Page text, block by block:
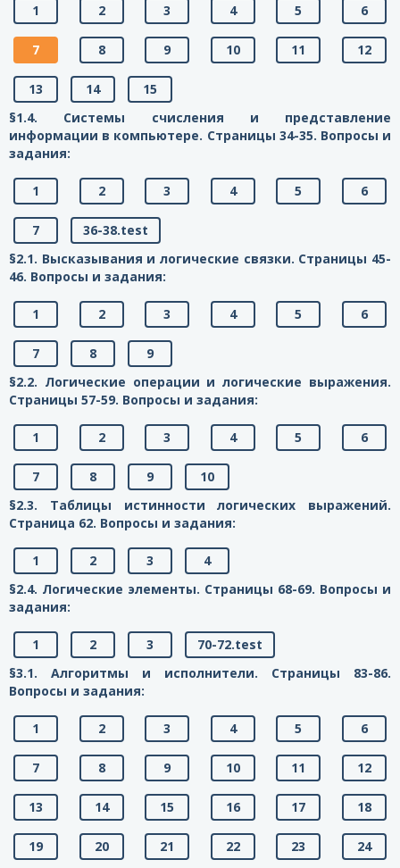
1 2 3 4 5 6
7 8 9 10 11 12
13 14
15
§1.4. Системы счисления и представление
информации в компьютере. Страницы 34-35. Вопросы и
задания:
1 2 3 4 5 6
7
36-38.test
§2.1. Высказывания и логические связки. Страницы 45-
46. Вопросы и задания:
1 2 3 4 5 6
7 8
9
§2.2. Логические операции и логические выражения.
Страницы 57-59. Вопросы и задания:
1 2 3 4 5 6
7 8 9
10
§2.3. Таблицы истинности логических выражений.
Страница 62. Вопросы и задания:
1 2 3
4
§2.4. Логические элементы. Страницы 68-69. Вопросы и
задания:
1 2 3
70-72.test
§3.1. Алгоритмы и исполнители. Страницы 83-86.
Вопросы и задания:
1 2 3 4 5 6
7 8 9 10 11 12
13 14 15 16 17 18
19 20 21 22 23 24